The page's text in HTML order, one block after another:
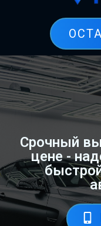
Срочный
цене -